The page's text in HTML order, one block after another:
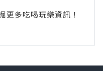
多吃喝玩樂資訊！